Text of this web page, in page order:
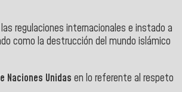
regulaciones internacionales e instado a
como la destrucción del mundo islámico
Naciones Unidas en lo referente al respeto